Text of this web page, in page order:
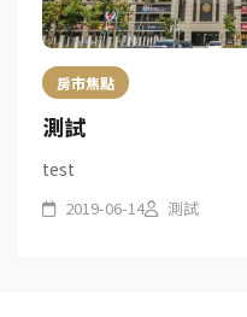
房市焦點
測試
test
2019-06-14 測試